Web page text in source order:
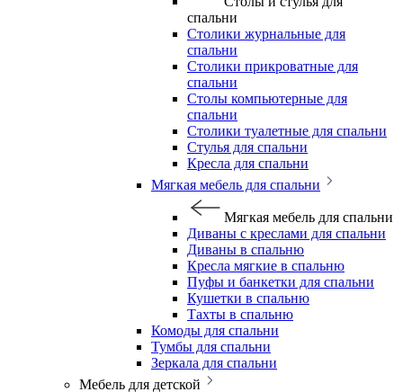
спальни
Столики журнальные для
спальни
Столики прикроватные для
спальни
Столы компьютерные для
спальни
Столики туалетные для спальни
Стулья для спальни
Кресла для спальни
Мягкая мебель для спальни
Мягкая мебель для спальни
Диваны с креслами для спальни
Диваны в спальню
Кресла мягкие в спальню
Пуфы и банкетки для спальни
Кушетки в спальню
Тахты в спальню
Комоды для спальни
Тумбы для спальни
Зеркала для спальни
Мебель для детской